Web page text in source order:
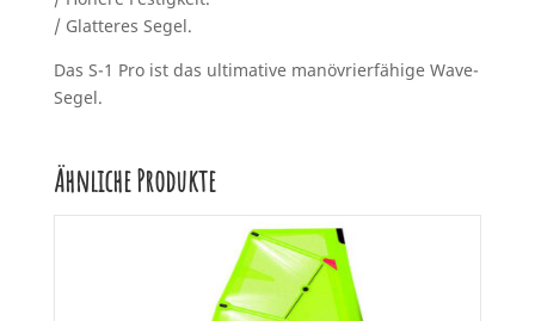
/ Glatteres Segel.
Das S-1 Pro ist das ultimative manövrierfähige Wave-
Segel.
Ähnliche Produkte